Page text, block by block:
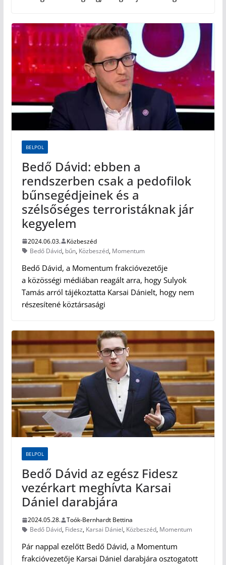
BELPOL
Bedő Dávid: ebben a
rendszerben csak a pedofilok
bűnsegédjeinek és a
szélsőséges terroristáknak jár
kegyelem
2024.06.03.
Közbeszéd
Bedő Dávid, bűn, Közbeszéd, Momentum
Bedő Dávid, a Momentum frakcióvezetője
a közösségi médiában reagált arra, hogy Sulyok
Tamás arról tájékoztatta Karsai Dánielt, hogy nem
részesítené köztársasági
BELPOL
Bedő Dávid az egész Fidesz
vezérkart meghívta Karsai
Dániel darabjára
2024.05.28.
Toók-Bernhardt Bettina
Bedő Dávid, Fidesz, Karsai Dániel, Közbeszéd, Momentum
Pár nappal ezelőtt Bedő Dávid, a Momentum
frakcióvezetője Karsai Dániel darabjára osztogatott